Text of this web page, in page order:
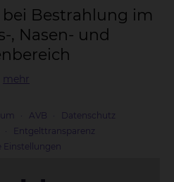
Be­strah­lung im
, Na­sen- und
mehr
AVB
Datenschutz
Entgelttransparenz
Einstellungen